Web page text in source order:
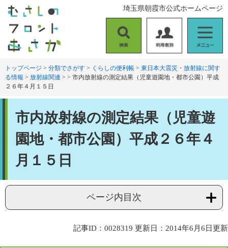
す
。
し
て
索
用
者
別
ニ
ュ
ー
埼玉県朝霞市公式ホームページ
トップページ > 分類でさがす > くらしの便利帳 > 東日本大震災・放射線に関す
る情報 > 放射線関連 > > 市内放射線の測定結果（児童遊園地・都市公園）平成
２６年４月１５日
市内放射線の測定結果（児童遊
園地・都市公園）平成２６年４
月１５日
ページ内目次
記事ID：0028319 更新日：2014年6月6日更新